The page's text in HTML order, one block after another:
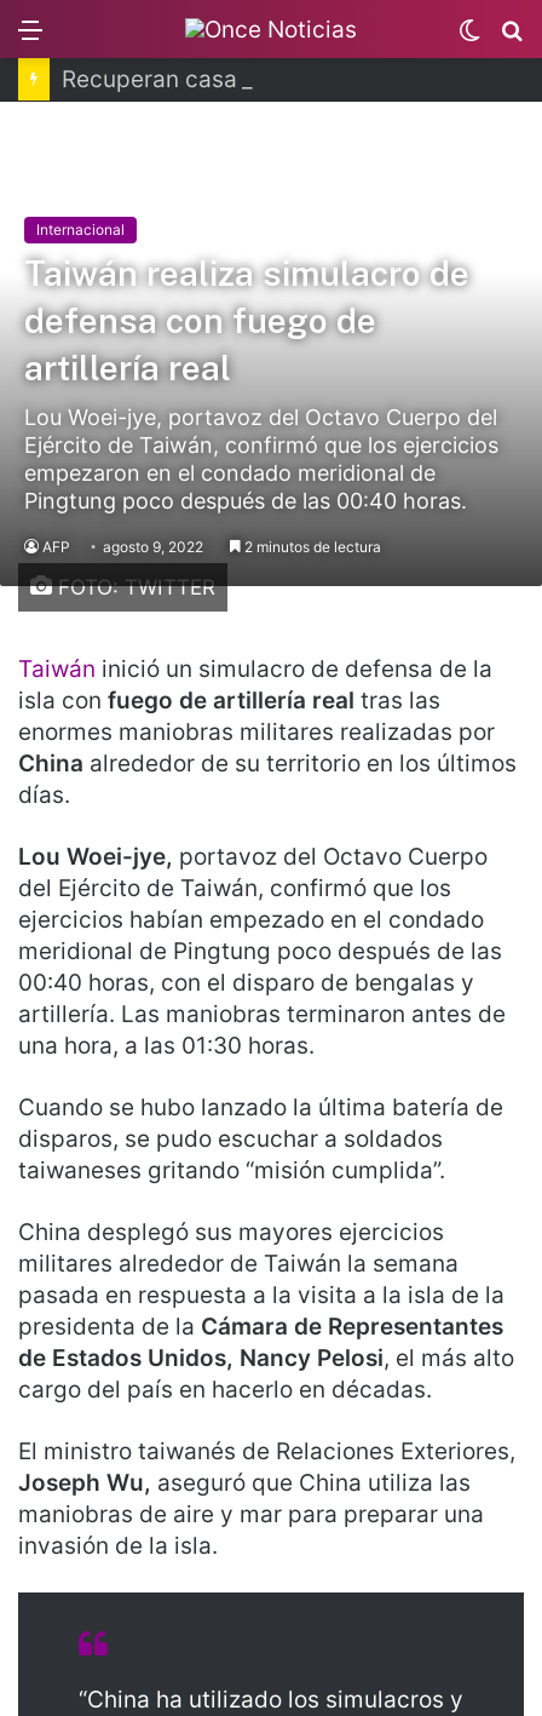
Menu
Switch
skin
Internacional
Taiwán realiza simulacro de
defensa con fuego de
artillería real
Lou Woei-jye, portavoz del Octavo Cuerpo del
Ejército de Taiwán, confirmó que los ejercicios
empezaron en el condado meridional de
Pingtung poco después de las 00:40 horas.
AFP agosto 9, 2022 2 minutos de lectura
FOTO: TWITTER
Taiwán inició un simulacro de defensa de la
isla con fuego de artillería real tras las
enormes maniobras militares realizadas por
China alrededor de su territorio en los últimos
días.
Lou Woei-jye, portavoz del Octavo Cuerpo
del Ejército de Taiwán, confirmó que los
ejercicios habían empezado en el condado
meridional de Pingtung poco después de las
00:40 horas, con el disparo de bengalas y
artillería. Las maniobras terminaron antes de
una hora, a las 01:30 horas.
Cuando se hubo lanzado la última batería de
disparos, se pudo escuchar a soldados
taiwaneses gritando “misión cumplida”.
China desplegó sus mayores ejercicios
militares alrededor de Taiwán la semana
pasada en respuesta a la visita a la isla de la
presidenta de la Cámara de Representantes
de Estados Unidos, Nancy Pelosi, el más alto
cargo del país en hacerlo en décadas.
El ministro taiwanés de Relaciones Exteriores,
Joseph Wu, aseguró que China utiliza las
maniobras de aire y mar para preparar una
invasión de la isla.
“China ha utilizado los simulacros y